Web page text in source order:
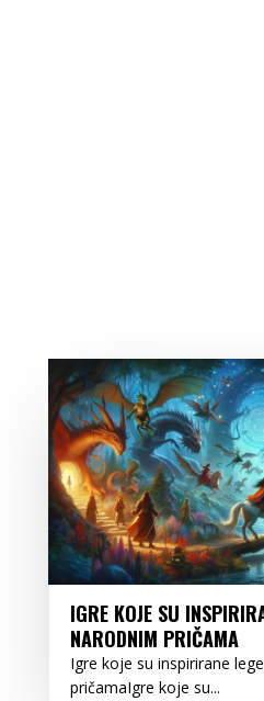
IGRE KOJE SU
NARODNIM PRIČAMA
Igre koje su inspirirane
pričamaIgre koje su...